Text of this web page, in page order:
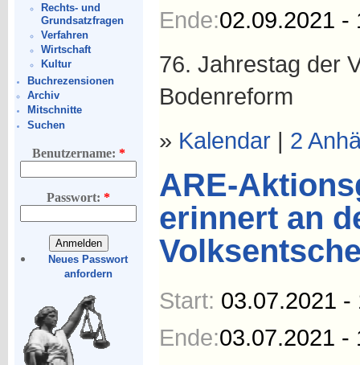
Rechts- und
Grundsatzfragen
Verfahren
Wirtschaft
Kultur
Buchrezensionen
Archiv
Mitschnitte
Suchen
Benutzername: *
Passwort:*
Neues Passwort
anfordern
Ende:02.09.2021 -
76. Jahrestag der
Bodenreform
» Kalendar| 2
ARE-
erinnert an
Start: 03.07.2021 -
Ende:03.07.2021 -